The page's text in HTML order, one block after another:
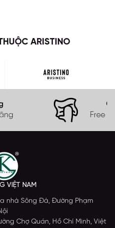
ARISTINO
Free
VIỆT NAM
nhà Sông Đà, Đường Phạm
Chợ Quán, Hồ Chí Minh, Việt